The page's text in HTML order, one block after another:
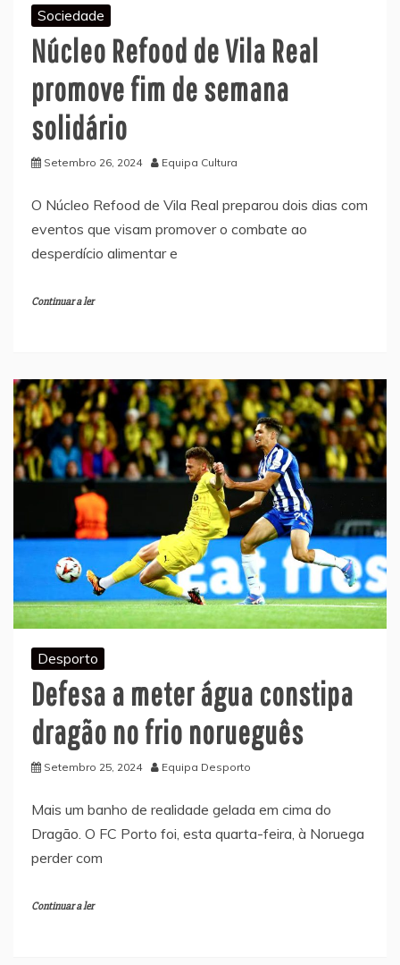
Sociedade
Núcleo Refood de Vila Real
promove fim de semana
solidário
Setembro 26, 2024 Equipa Cultura
O Núcleo Refood de Vila Real preparou dois dias com
eventos que visam promover o combate ao
desperdício alimentar e
Continuar a ler
Desporto
Defesa a meter água constipa
dragão no frio norueguês
Setembro 25, 2024 Equipa Desporto
Mais um banho de realidade gelada em cima do
Dragão. O FC Porto foi, esta quarta-feira, à Noruega
perder com
Continuar a ler